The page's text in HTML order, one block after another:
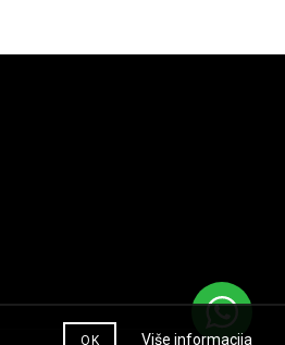
OK Više informacija